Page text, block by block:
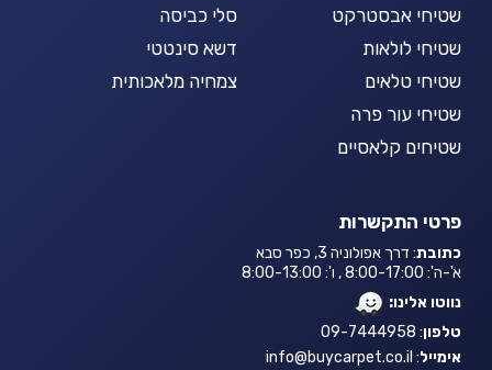
שטיחי אבסטרקט
שטיחי לולאות
שטיחי טלאים
שטיחי עור פרה
שטיחים קלאסיים
סלי כביסה
דשא סינטטי
צמחיה מלאכותית
פרטי התקשרות
כתובת: דרך אפולוניה 3, כפר סבא
א'-ה': 8:00-17:00 , ו': 8:00-13:00
נווטו אלינו:
טלפון: 09-7444958
אימייל:
info@buycarpet.co.il